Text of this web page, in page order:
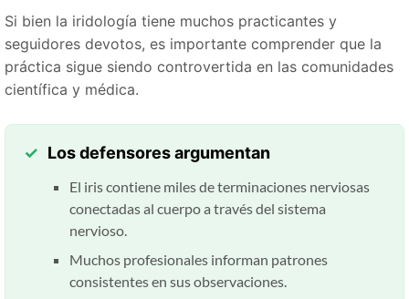
Si bien la iridología tiene muchos practicantes y
seguidores devotos, es importante comprender que la
práctica sigue siendo controvertida en las comunidades
científica y médica.
Los defensores argumentan
El iris contiene miles de terminaciones nerviosas
conectadas al cuerpo a través del sistema
nervioso.
Muchos profesionales informan patrones
consistentes en sus observaciones.